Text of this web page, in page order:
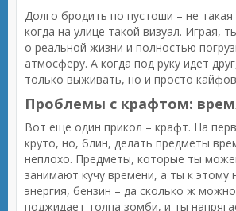
Долго бродить по пустоши – не
когда на улице такой визуал. Играя,
о реальной жизни и полностью
атмосферу. А когда под руку идет
только выживать, но и просто
Проблемы с крафтом:
Вот еще один прикол – крафт. На
круто, но, блин, делать предметы
неплохо. Предметы, которые ты
занимают кучу времени, а ты к этому
энергия, бензин – да сколько ж
поджидает толпа зомби, и ты